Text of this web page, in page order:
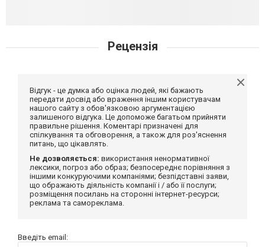
Рецензія
Відгук - це думка або оцінка людей, які бажають
передати досвід або враження іншим користувачам
нашого сайту з обов'язковою аргументацією
залишеного відгука. Це допоможе багатьом прийняти
правильне рішення. Коментарі призначені для
спілкування та обговорення, а також для роз'яснення
питань, що цікавлять.
Не дозволяється: використання ненормативної
лексики, погроз або образ; безпосереднє порівняння з
іншими конкуруючими компаніями; безпідставні заяви,
що ображають діяльність компанії і / або її послуги;
розміщення посилань на сторонні інтернет-ресурси;
реклама та самореклама.
Введіть email: